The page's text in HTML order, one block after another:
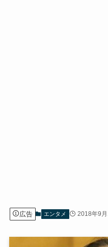
広告 エンタメ 2018年9